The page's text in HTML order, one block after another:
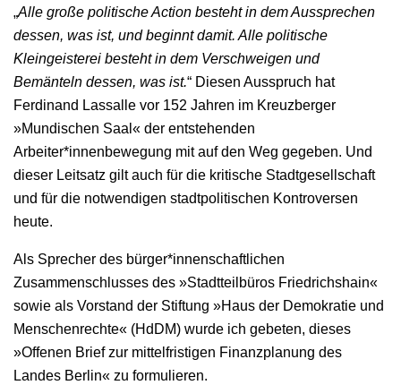
„Alle große politische Action besteht in dem Aussprechen
dessen, was ist, und beginnt damit. Alle politische
Kleingeisterei besteht in dem Verschweigen und
Bemänteln dessen, was ist.“ Diesen Ausspruch hat
Ferdinand Lassalle vor 152 Jahren im Kreuzberger
»Mundischen Saal« der entstehenden
Arbeiter*innenbewegung mit auf den Weg gegeben. Und
dieser Leitsatz gilt auch für die kritische Stadtgesellschaft
und für die notwendigen stadtpolitischen Kontroversen
heute.
Als Sprecher des bürger*innenschaftlichen
Zusammenschlusses des »Stadtteilbüros Friedrichshain«
sowie als Vorstand der Stiftung »Haus der Demokratie und
Menschenrechte« (HdDM) wurde ich gebeten, dieses
»Offenen Brief zur mittelfristigen Finanzplanung des
Landes Berlin« zu formulieren.